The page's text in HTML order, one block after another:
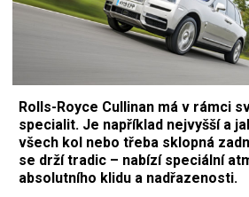
Rolls-Royce Cullinan má v rámci
specialit. Je například nejvyšší a
všech kol nebo třeba sklopná
se drží tradic – nabízí speciální
absolutního klidu a nadřazenosti.